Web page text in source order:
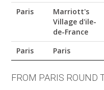
Paris
Marriott's
Village d'ile-
de-France
Paris Paris
FROM PARIS ROUND